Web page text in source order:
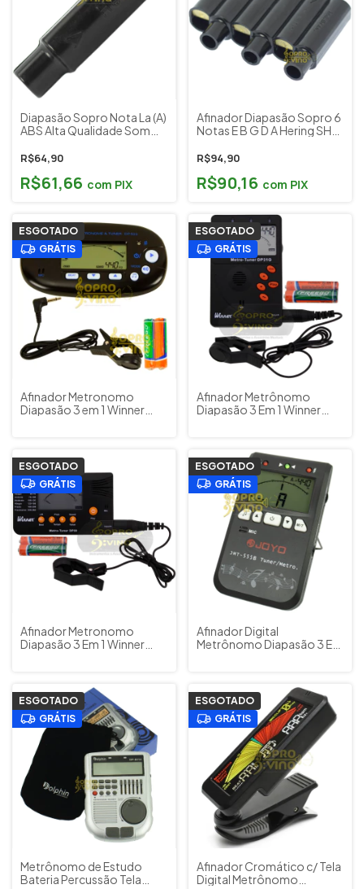
Diapasão Sopro Nota La (A)
ABS Alta Qualidade Som
4204
R$64,90
R$61,66 com PIX
Afinador Diapasão Sopro 6
Notas E B G D A Hering SHG
R$94,90
R$90,16 com PIX
ESGOTADO
GRÁTIS
Afinador Metronomo
Diapasão 3 em 1 Winner
ESGOTADO
GRÁTIS
Afinador Metrônomo
Diapasão 3 Em 1 Winner
ESGOTADO
GRÁTIS
Afinador Metronomo
Diapasão 3 Em 1 Winner
ESGOTADO
GRÁTIS
Afinador Digital
Metrônomo Diapasão 3 Em
ESGOTADO
GRÁTIS
Metrônomo de Estudo
Bateria Percussão Tela
ESGOTADO
GRÁTIS
Afinador Cromático c/ Tela
Digital Metrônomo